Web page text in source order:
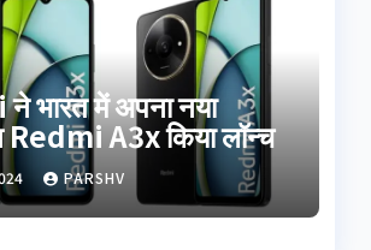
भारत में अपना नया
Redmi A3x किया लॉन्च
PARSHV